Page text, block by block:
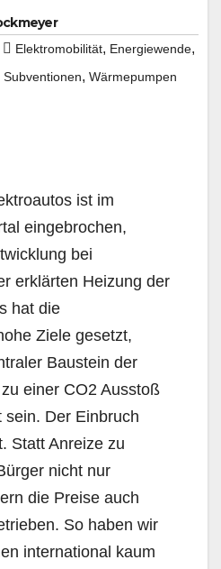
Elektromobilität, Energiewende,
Subventionen, Wärmepumpen
ist im
eingebrochen,
bei
erklärten Heizung der
hat die
Ziele gesetzt,
Baustein der
einer CO2 Ausstoß
Der Einbruch
Statt Anreize zu
nicht nur
die Preise auch
So haben wir
international kaum